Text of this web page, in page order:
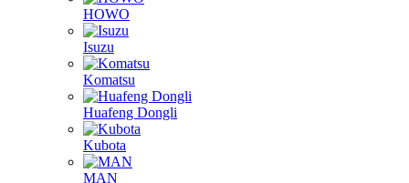
HOWO
Isuzu
Komatsu
Huafeng Dongli
Kubota
MAN